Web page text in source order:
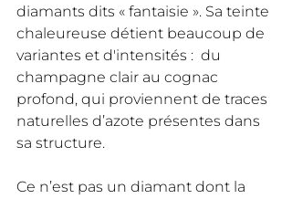
diamants dits « fantaisie ». Sa teinte
chaleureuse détient beaucoup de
variantes et d'intensités :  du
champagne clair au cognac
profond, qui proviennent de traces
naturelles d’azote présentes dans
sa structure.
Ce n’est pas un diamant dont la